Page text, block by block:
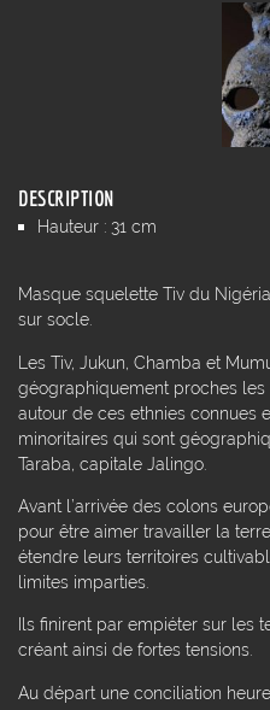
DESCRIPTION
Hauteur : 31 cm
Masque squelette Tiv du
sur socle.
Les Tiv, Jukun, Chamba et
géographiquement proches les
autour de ces ethnies connues
minoritaires qui sont
Taraba, capitale Jalingo.
Avant l’arrivée des colons
pour être aimer travailler la
étendre leurs territoires
limites imparties.
Ils finirent par empiéter sur les
créant ainsi de fortes tensions.
Au départ une conciliation